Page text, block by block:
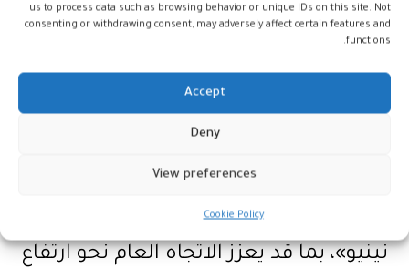
us to process data such as browsing behavior or unique IDs on this site. Not
consenting or withdrawing consent, may adversely affect certain features and
functions.
Accept
Deny
View preferences
Cookie Policy
وترتبط هذه الظاهرة المناخية بارتفاع حرارة
المياه في وسط وشرق المحيط الهادئ
الطقس حول العالم، من خلال موجات حر
وجفاف أو أمطار غزيرة في مناطق مختلفة.
وتتوقع المنظمة العالمية للأرصاد الجوية
نينيو»، بما قد يعزز الاتجاه العام نحو ارتفاع